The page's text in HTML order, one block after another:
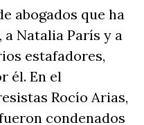
abogados que ha
Natalia París y a
estafadores,
él. En el
Rocío Arias,
condenados